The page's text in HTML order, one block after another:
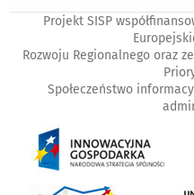
Projekt SISP
Rozwoju Regionalnego oraz
Społeczeństwo